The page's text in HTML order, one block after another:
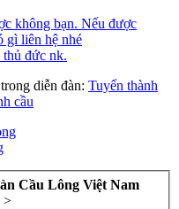
không bạn. Nếu được
gì liên hệ nhé
đức nk.
trong diễn đàn: Tuyển thành
cầu
Cầu Lông Việt Nam
>